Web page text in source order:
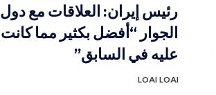
رئيس إيران: العلاقات مع دول
الجوار “أفضل بكثير مما كانت
عليه في السابق”
LOAI LOAI